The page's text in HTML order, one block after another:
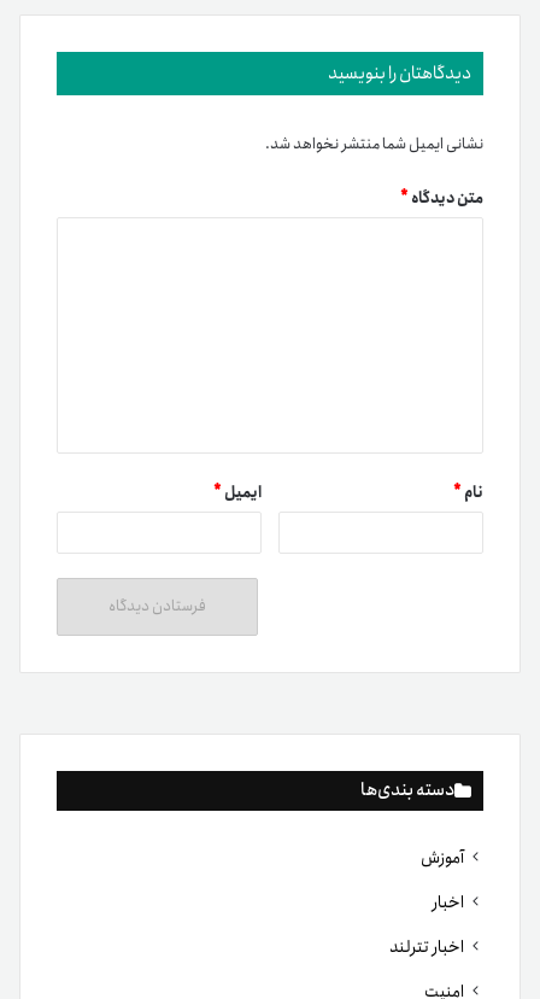
دسته بندی‌ها
آموزش
اخبار
اخبار تترلند
امنیت
دیدگاهتان را بنویسید
نشانی ایمیل شما منتشر نخواهد شد.
متن دیدگاه*
نام* ایمیل*